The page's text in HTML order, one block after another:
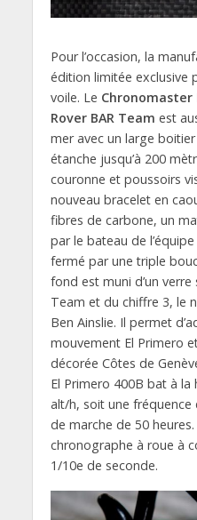
Pour l’occasion, la
édition limitée exclusive
voile. Le Chronomaster
Rover BAR Team est
mer avec un large
étanche jusqu’à 200
couronne et poussoirs
nouveau bracelet en
fibres de carbone, un
par le bateau de
fermé par une triple
fond est muni d’un
Team et du chiffre 3, le
Ben Ainslie. Il permet
mouvement El Primero
décorée Côtes de
El Primero 400B bat à la
alt/h, soit une fréquence
de marche de 50
chronographe à roue à
1/10e de seconde.